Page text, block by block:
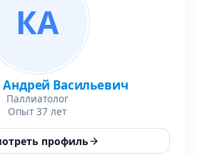
КА
Васильевич
Паллиатолог
Опыт 37 лет
профиль